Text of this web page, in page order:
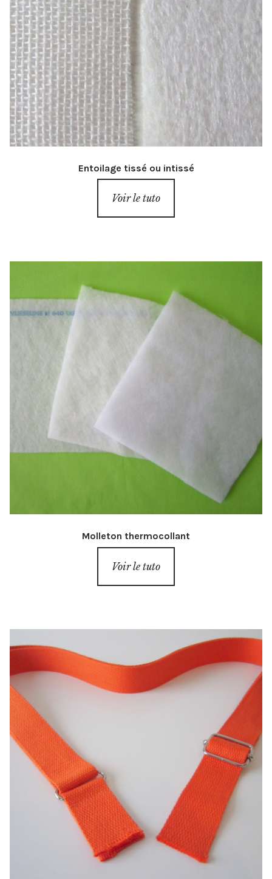
Entoilage tissé ou intissé
Voir le tuto
Molleton thermocollant
Voir le tuto